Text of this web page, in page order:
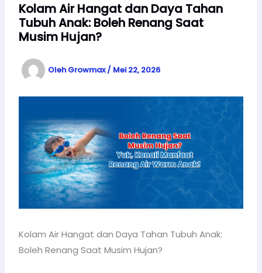
Kolam Air Hangat dan Daya Tahan
Tubuh Anak: Boleh Renang Saat
Musim Hujan?
Oleh Growmax/ Mei 22, 2026
Kolam Air Hangat dan Daya Tahan Tubuh Anak:
Boleh Renang Saat Musim Hujan?